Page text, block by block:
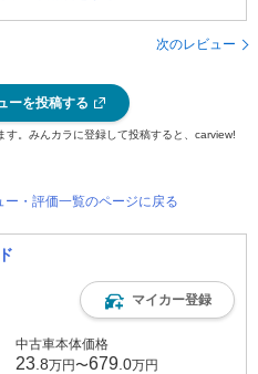
次のレビュー
ーを投稿する
。みんカラに登録して投稿すると、carview!
・評価一覧のページに戻る
マイカー登録
中古車本体価格
23 .8万円〜679 .0万円